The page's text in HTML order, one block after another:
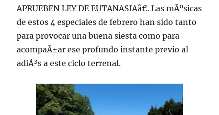
APRUEBEN LEY DE EUTANASIAâ€. Las mÃºsicas
de estos 4 especiales de febrero han sido tanto
para provocar una buena siesta como para
acompaÃ±ar ese profundo instante previo al
adiÃ³s a este ciclo terrenal.